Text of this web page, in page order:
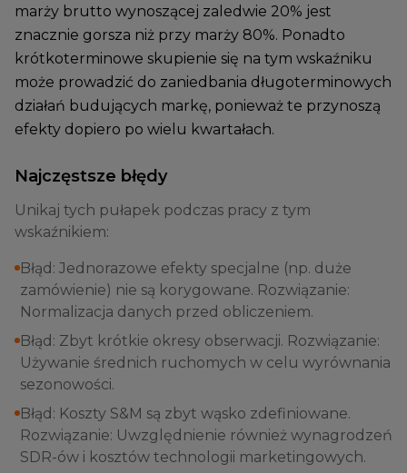
marży brutto wynoszącej zaledwie 20% jest
znacznie gorsza niż przy marży 80%. Ponadto
krótkoterminowe skupienie się na tym wskaźniku
może prowadzić do zaniedbania długoterminowych
działań budujących markę, ponieważ te przynoszą
efekty dopiero po wielu kwartałach.
Najczęstsze błędy
Unikaj tych pułapek podczas pracy z tym
wskaźnikiem:
Błąd: Jednorazowe efekty specjalne (np. duże
zamówienie) nie są korygowane. Rozwiązanie:
Normalizacja danych przed obliczeniem.
Błąd: Zbyt krótkie okresy obserwacji. Rozwiązanie:
Używanie średnich ruchomych w celu wyrównania
sezonowości.
Błąd: Koszty S&M są zbyt wąsko zdefiniowane.
Rozwiązanie: Uwzględnienie również wynagrodzeń
SDR-ów i kosztów technologii marketingowych.